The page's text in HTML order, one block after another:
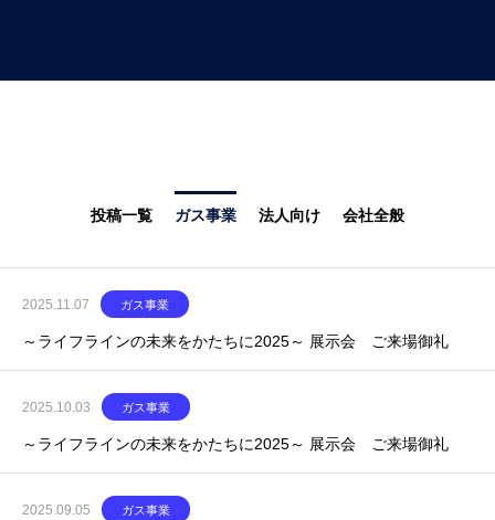
投稿一覧 ガス事業 法人向け 会社全般
2025.11.07 ガス事業
～ライフラインの未来をかたちに2025～ 展示会 ご来場御礼
2025.10.03 ガス事業
～ライフラインの未来をかたちに2025～ 展示会 ご来場御礼
2025.09.05 ガス事業